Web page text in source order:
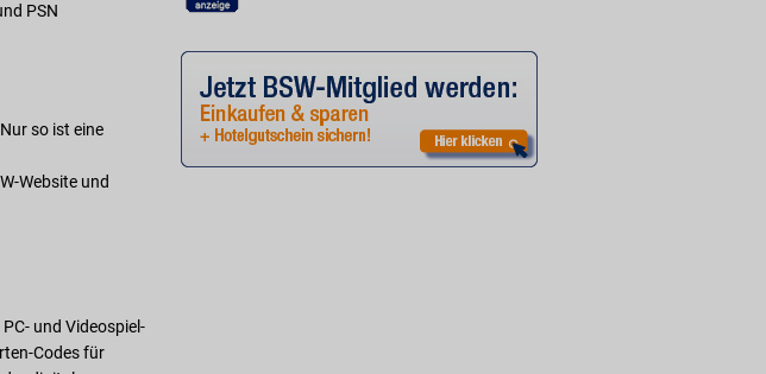
PSN
so ist eine
Website und
und Videospiel-
Codes für